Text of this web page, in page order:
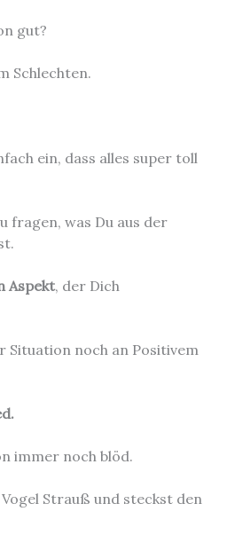
gut?
Schlechten.
ein, dass alles super toll
fragen, was Du aus der
Aspekt, der Dich
Situation noch an Positivem
immer noch blöd.
Strauß und steckst den